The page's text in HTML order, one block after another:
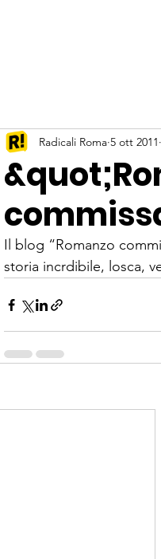
Radicali Roma 5 ott 2011
Il blog “Romanzo
storia incrdibile, losca,